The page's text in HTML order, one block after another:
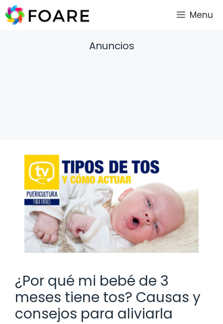
Saltar
al
Menu
Anuncios
¿Por qué mi bebé de 3
meses tiene tos? Causas y
consejos para aliviarla